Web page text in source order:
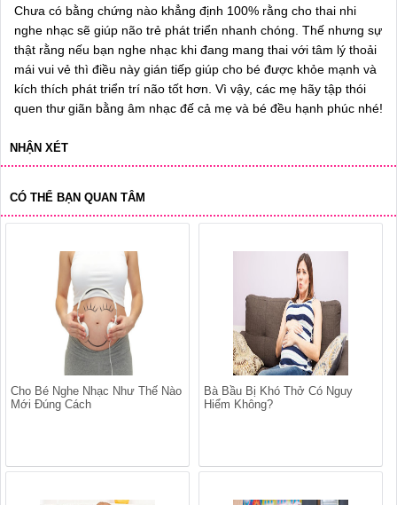
Chưa có bằng chứng nào khẳng định 100% rằng cho thai nhi
nghe nhạc sẽ giúp não trẻ phát triển nhanh chóng. Thế nhưng sự
thật rằng nếu bạn nghe nhạc khi đang mang thai với tâm lý thoải
mái vui vẻ thì điều này gián tiếp giúp cho bé được khỏe mạnh và
kích thích phát triển trí não tốt hơn. Vì vậy, các mẹ hãy tập thói
quen thư giãn bằng âm nhạc đế cả mẹ và bé đều hạnh phúc nhé!
NHẬN XÉT
CÓ THỂ BẠN QUAN TÂM
Cho Bé Nghe Nhạc Như Thế Nào
Mới Đúng Cách
Bà Bầu Bị Khó Thở Có Nguy
Hiểm Không?